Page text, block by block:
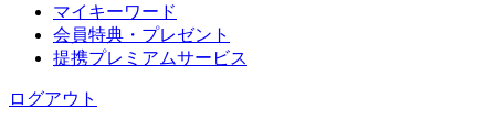
マイキーワード
会員特典・プレゼント
提携プレミアムサービス
ログアウト